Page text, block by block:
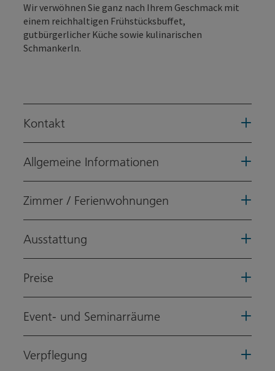
Wir verwöhnen Sie ganz nach Ihrem Geschmack mit
einem reichhaltigen Frühstücksbuffet,
gutbürgerlicher Küche sowie kulinarischen
Schmankerln.
Kontakt
Allgemeine Informationen
Zimmer / Ferienwohnungen
Ausstattung
Preise
Event- und Seminarräume
Verpflegung